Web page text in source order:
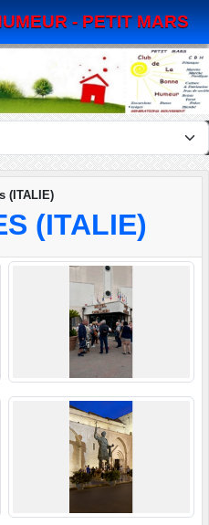
- PETIT MARS
(ITALIE)
(ITALIE)